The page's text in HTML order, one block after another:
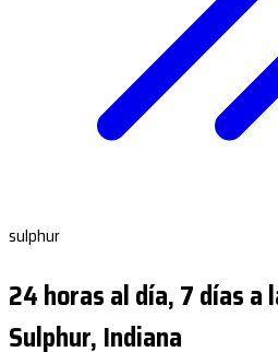
sulphur
24 horas al día, 7 días a
Sulphur, Indiana